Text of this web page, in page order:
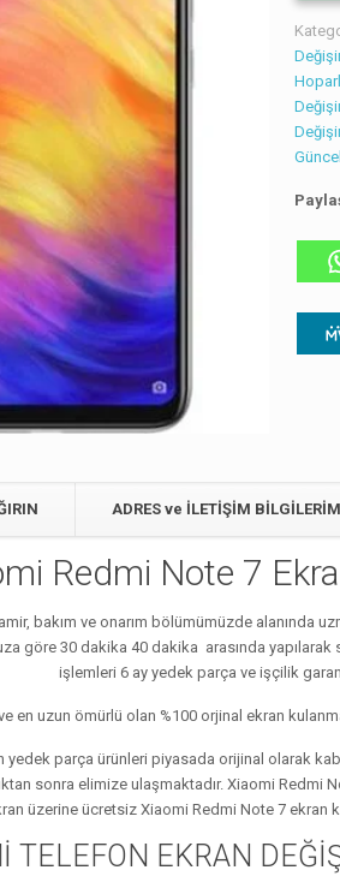
ADRES ve İLETİŞİM
Redmi Note 7
bakım ve onarım bölümümüzde
göre 30 dakika 40 dakika arasında
işlemleri 6 ay yedek parça ve işçilik
en uzun ömürlü olan %100 orjinal ekran
yedek parça ürünleri piyasada orijinal olarak
sonra elimize ulaşmaktadır. Xiaomi
üzerine ücretsiz Xiaomi Redmi Note 7 ekran
TELEFON EKRAN